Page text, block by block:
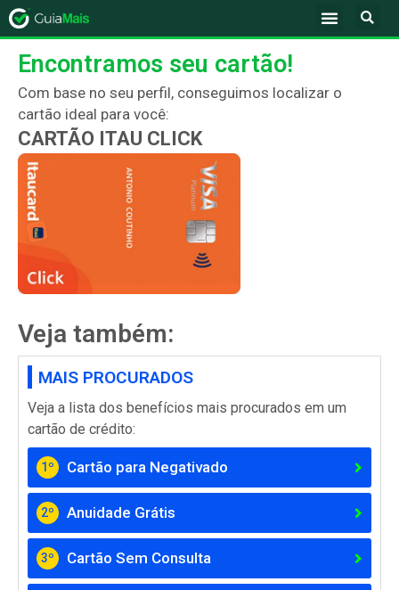
Encontramos seu cartão!
Com base no seu perfil, conseguimos localizar o
cartão ideal para você:
CARTÃO ITAU CLICK
Veja também:
MAIS PROCURADOS
Veja a lista dos benefícios mais procurados em um
cartão de crédito:
1º Cartão para Negativado
2º Anuidade Grátis
3º Cartão Sem Consulta